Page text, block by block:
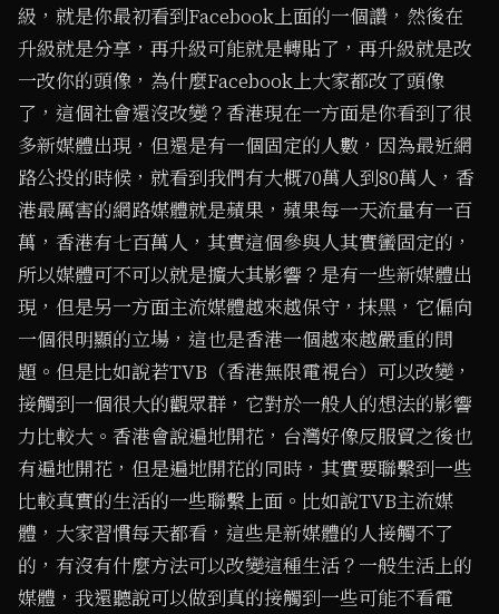
級，就是你最初看到Facebook上面的一個讚，然後在
升級就是分享，再升級可能就是轉貼了，再升級就是改
一改你的頭像，為什麼Facebook上大家都改了頭像
了，這個社會還沒改變？香港現在一方面是你看到了很
多新媒體出現，但還是有一個固定的人數，因為最近網
路公投的時候，就看到我們有大概70萬人到80萬人，香
港最厲害的網路媒體就是蘋果，蘋果每一天流量有一百
萬，香港有七百萬人，其實這個參與人其實蠻固定的，
所以媒體可不可以就是擴大其影響？是有一些新媒體出
現，但是另一方面主流媒體越來越保守，抹黑，它偏向
一個很明顯的立場，這也是香港一個越來越嚴重的問
題。但是比如說若TVB（香港無限電視台）可以改變，
接觸到一個很大的觀眾群，它對於一般人的想法的影響
力比較大。香港會說遍地開花，台灣好像反服貿之後也
有遍地開花，但是遍地開花的同時，其實要聯繫到一些
比較真實的生活的一些聯繫上面。比如說TVB主流媒
體，大家習慣每天都看，這些是新媒體的人接觸不了
的，有沒有什麼方法可以改變這種生活？一般生活上的
媒體，我還聽說可以做到真的接觸到一些可能不看電